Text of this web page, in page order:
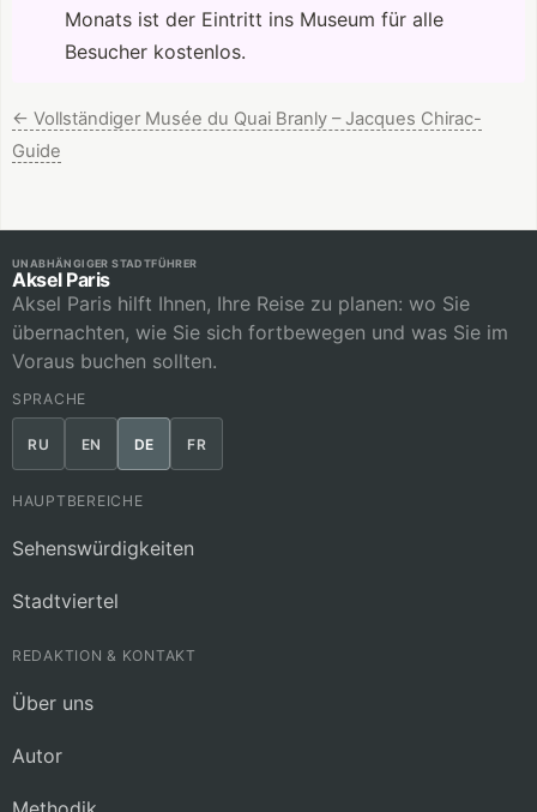
Monats ist der Eintritt ins Museum für alle
Besucher kostenlos.
← Vollständiger Musée du Quai Branly – Jacques Chirac-
Guide
UNABHÄNGIGER STADTFÜHRER
Aksel Paris
Aksel Paris hilft Ihnen, Ihre Reise zu planen: wo Sie
übernachten, wie Sie sich fortbewegen und was Sie im
Voraus buchen sollten.
SPRACHE
RU EN DE FR
HAUPTBEREICHE
Sehenswürdigkeiten
Stadtviertel
REDAKTION & KONTAKT
Über uns
Autor